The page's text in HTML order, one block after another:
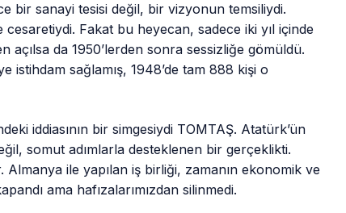
bir sanayi tesisi değil, bir vizyonun temsiliydi.
Fakat bu heyecan, sadece iki yıl içinde
açılsa da 1950’lerden sonra sessizliğe gömüldü.
istihdam sağlamış, 1948’de tam 888 kişi o
iddiasının bir simgesiydi TOMTAŞ. Atatürk’ün
somut adımlarla desteklenen bir gerçeklikti.
ile yapılan iş birliği, zamanın ekonomik ve
ama hafızalarımızdan silinmedi.